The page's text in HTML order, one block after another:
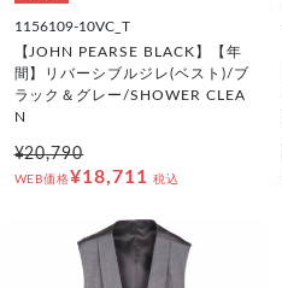
1156109-10VC_T
【JOHN PEARSE BLACK】【年
間】リバーシブルジレ(ベスト)/ブ
ラック＆グレー/SHOWER CLEA
N
¥20,790
WEB価格¥18,711 税込